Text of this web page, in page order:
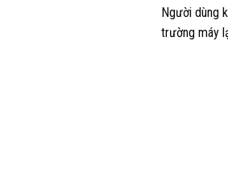
Người dùng
trường máy